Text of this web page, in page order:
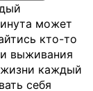
может
кто-то
выживания
каждый
себя